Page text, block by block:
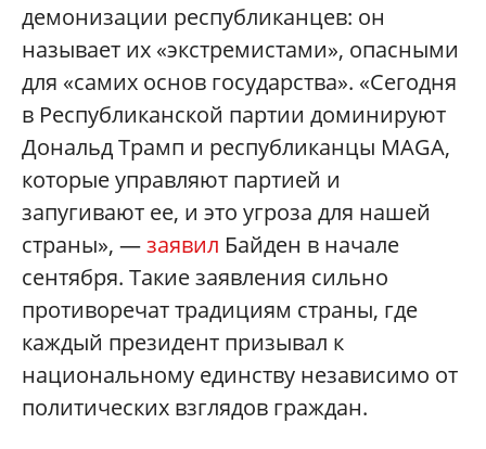
демонизации республиканцев: он
называет их «экстремистами», опасными
для «самих основ государства». «Сегодня
в Республиканской партии доминируют
Дональд Трамп и республиканцы MAGA,
которые управляют партией и
запугивают ее, и это угроза для нашей
страны», —заявил Байден в начале
сентября. Такие заявления сильно
противоречат традициям страны, где
каждый президент призывал к
национальному единству независимо от
политических взглядов граждан.